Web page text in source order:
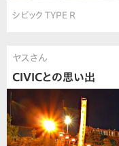
シビック TYPE R
ヤスさん
CIVICとの思い出